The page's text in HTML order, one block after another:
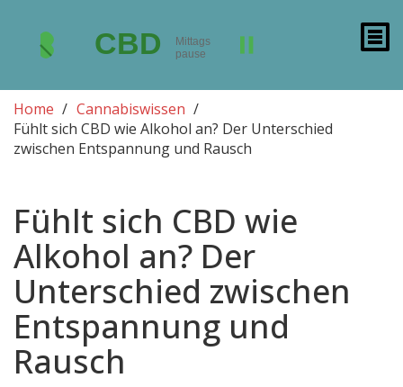
Home
Cannabiswissen
Fühlt sich CBD wie Alkohol an? Der Unterschied
zwischen Entspannung und Rausch
Fühlt sich CBD wie
Alkohol an? Der
Unterschied zwischen
Entspannung und
Rausch